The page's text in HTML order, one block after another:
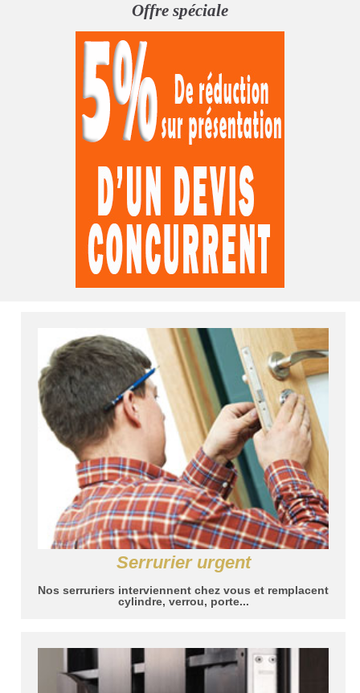
Offre spéciale
Serrurier urgent
Nos serruriers interviennent chez vous et remplacent
cylindre, verrou, porte...